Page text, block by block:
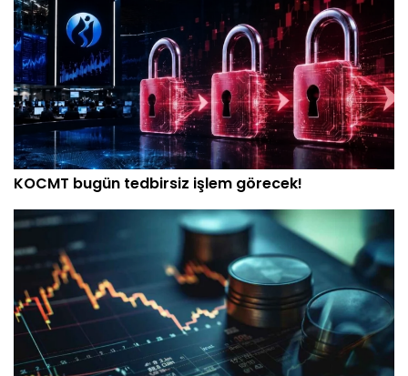
KOCMT bugün tedbirsiz işlem görecek!